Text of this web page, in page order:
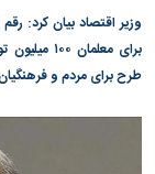
برای
طرح برای مردم و